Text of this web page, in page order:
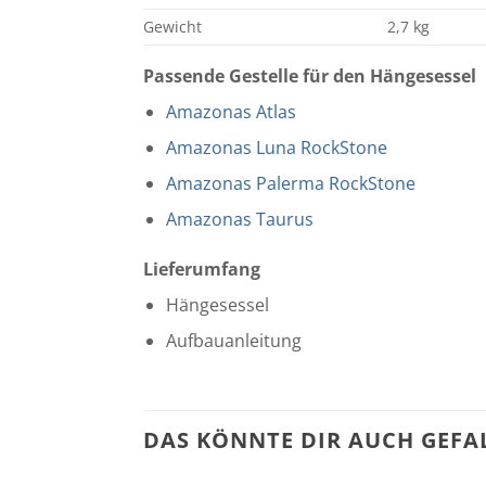
Gewicht
2,7 kg
Passende Gestelle für den Hängesessel
Amazonas Atlas
Amazonas Luna RockStone
Amazonas Palerma RockStone
Amazonas Taurus
Lieferumfang
Hängesessel
Aufbauanleitung
DAS KÖNNTE DIR AUCH